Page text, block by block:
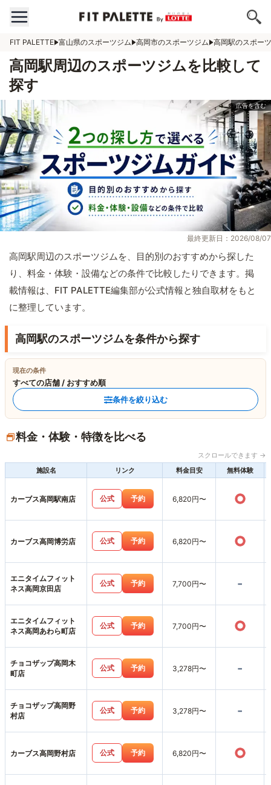
FIT PALETTE 富山県のスポーツジム 高岡市のスポーツジム 高岡駅のスポー
高岡駅周辺のスポーツジムを比較して
探す
最終更新日：2026/08/07
高岡駅周辺のスポーツジムを、目的別のおすすめから探した
り、料金・体験・設備などの条件で比較したりできます。掲
載情報は、FIT PALETTE編集部が公式情報と独自取材をもと
に整理しています。
高岡駅のスポーツジムを条件から探す
現在の条件
すべての店舗 / おすすめ順
条件を絞り込む
料金・体験・特徴を比べる
スクロールできます →
施設名
リンク 料金目安 無料体験
カーブス高岡駅南店 公式 予約 6,820円〜 ○
カーブス高岡博労店 公式 予約 6,820円〜 ○
エニタイムフィット
ネス高岡京田店
公式 予約 7,700円〜 -
エニタイムフィット
ネス高岡あわら町店
公式 予約 7,700円〜 ○
チョコザップ高岡木
町店
公式 予約 3,278円〜 -
チョコザップ高岡野
村店
公式 予約 3,278円〜 -
カーブス高岡野村店 公式 予約 6,820円〜 ○